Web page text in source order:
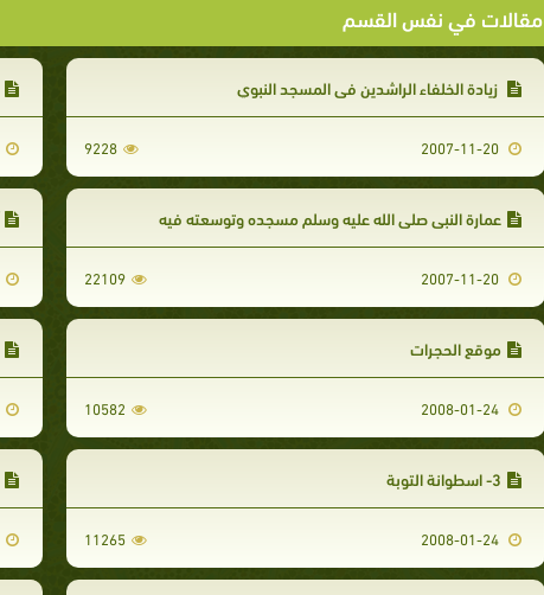
مقالات في نفس القسم
زيادة الخلفاء الراشدين في المسجد النبوي
2007-11-20
9228
عمارة النبي صلى الله عليه وسلم مسجده وتوسعته فيه
2007-11-20
22109
موقع الحجرات
2008-01-24
10582
3- اسطوانة التوبة
2008-01-24
11265